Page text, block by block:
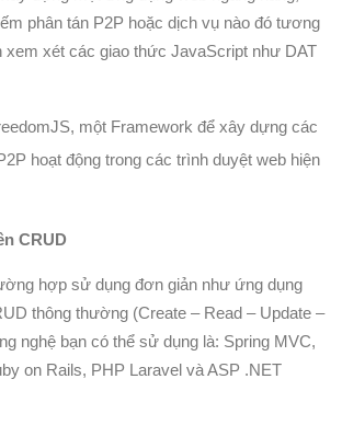
phân tán P2P hoặc dịch vụ nào đó tương
xem xét các giao thức JavaScript như DAT
một Framework để xây dựng các
hoạt động trong các trình duyệt web hiện
CRUD
hợp sử dụng đơn giản như ứng dụng
thông thường (Create – Read – Update –
nghệ bạn có thể sử dụng là: Spring MVC,
on Rails, PHP Laravel và ASP .NET